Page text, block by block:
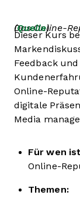
Das Online-Reputationsmanagement-Training (Quelle)
Dieser Kurs
Feedback
Online-
digitale
Media
Für wen
Online-
Themen: